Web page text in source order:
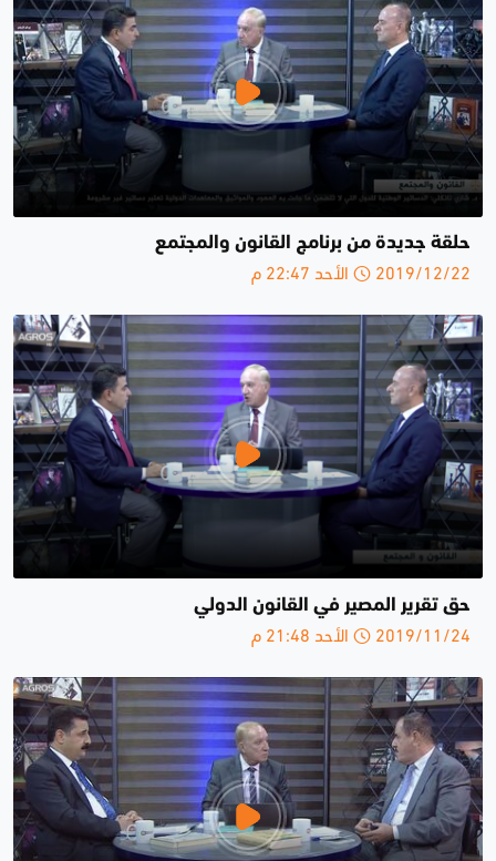
حلقة جديدة من برنامج القانون والمجتمع
2019/12/22 الأحد 22:47 م
حق تقرير المصير في القانون الدولي
2019/11/24 الأحد 21:48 م